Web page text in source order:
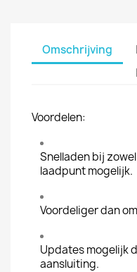
Omschrijving
Voordelen:
Snelladen bij
laadpunt mogelijk.
Voordeliger dan
Updates mogelijk
aansluiting.